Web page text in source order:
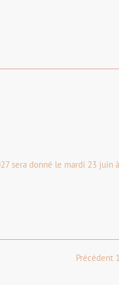
sera donné le mardi 23 juin
Précédent 1